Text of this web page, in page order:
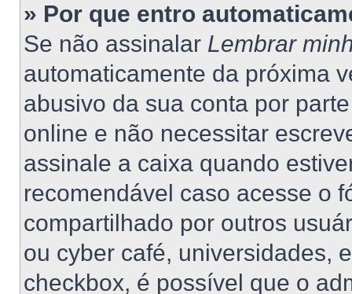
» Por que entro
Se não assinalar Lembrar
automaticamente da próxima
abusivo da sua conta por
online e não necessitar
assinale a caixa quando
recomendável caso acesse o
compartilhado por outros
ou cyber café, universidades,
checkbox, é possível que o